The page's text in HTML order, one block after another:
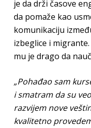
je da drži časove
da pomaže kao
komunikaciju
izbeglice i
mu je drago da
„Pohađao sam
i smatram da su
razvijem nove
kvalitetno